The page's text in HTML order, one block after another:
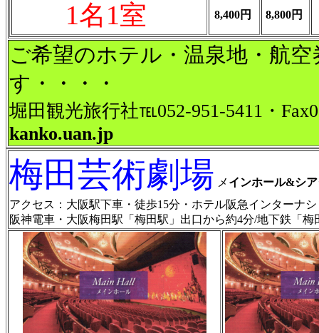
1名1室 8,400円 8,800円
ご希望のホテル・温泉地・航
す・・・・
堀田観光旅行社℡052-951-5411・
kanko.uan.jp
梅田芸術劇場 メ インホール&シ
アクセス：大阪駅下車・徒歩15分・ホテル阪急インターナ
阪神電車・大阪梅田駅「梅田駅」出口から約4分/地下鉄「